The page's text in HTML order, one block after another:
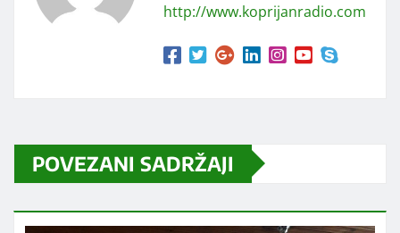
http://www.koprijanradio.com
POVEZANI SADRŽAJI